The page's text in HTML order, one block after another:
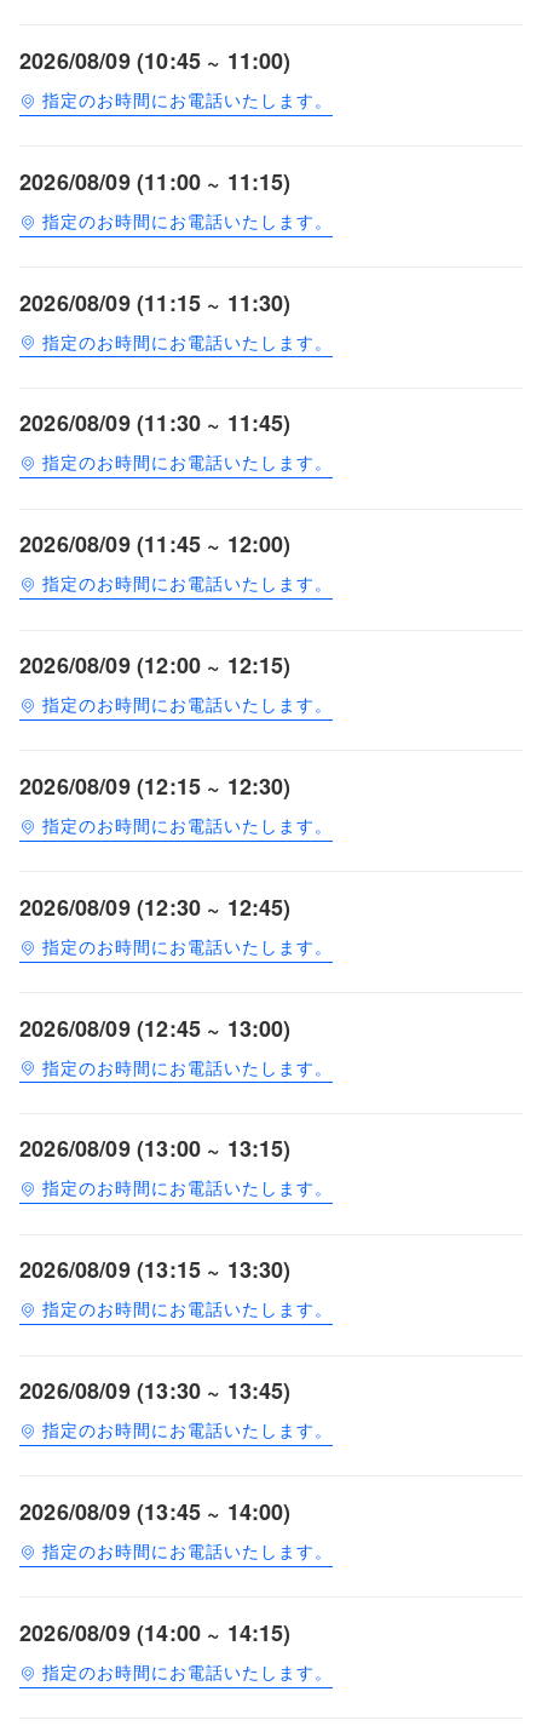
2026/08/09 (10:45 ~ 11:00)
指定のお時間にお電話いたします。
2026/08/09 (11:00 ~ 11:15)
指定のお時間にお電話いたします。
2026/08/09 (11:15 ~ 11:30)
指定のお時間にお電話いたします。
2026/08/09 (11:30 ~ 11:45)
指定のお時間にお電話いたします。
2026/08/09 (11:45 ~ 12:00)
指定のお時間にお電話いたします。
2026/08/09 (12:00 ~ 12:15)
指定のお時間にお電話いたします。
2026/08/09 (12:15 ~ 12:30)
指定のお時間にお電話いたします。
2026/08/09 (12:30 ~ 12:45)
指定のお時間にお電話いたします。
2026/08/09 (12:45 ~ 13:00)
指定のお時間にお電話いたします。
2026/08/09 (13:00 ~ 13:15)
指定のお時間にお電話いたします。
2026/08/09 (13:15 ~ 13:30)
指定のお時間にお電話いたします。
2026/08/09 (13:30 ~ 13:45)
指定のお時間にお電話いたします。
2026/08/09 (13:45 ~ 14:00)
指定のお時間にお電話いたします。
2026/08/09 (14:00 ~ 14:15)
指定のお時間にお電話いたします。